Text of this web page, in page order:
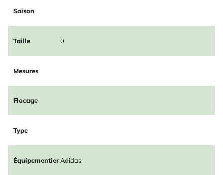
Saison
Taille 0
Mesures
Flocage
Type
ÉquipementierAdidas